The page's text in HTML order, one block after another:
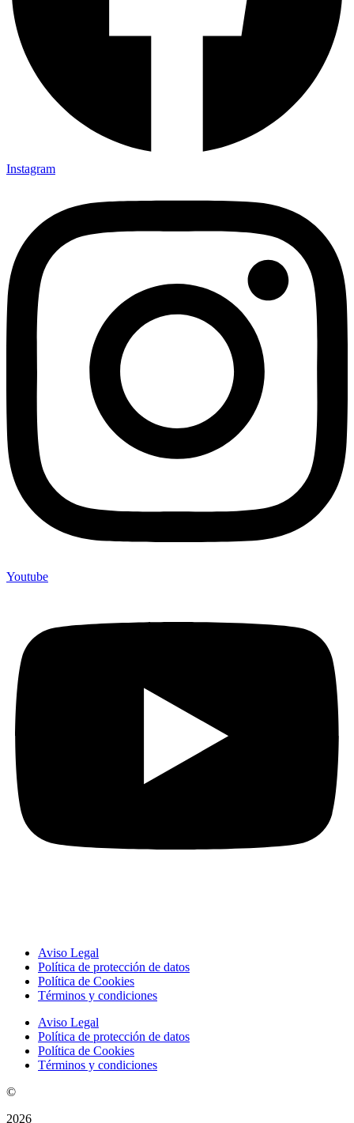
Instagram
Youtube
Aviso Legal
Política de protección de datos
Política de Cookies
Términos y condiciones
Aviso Legal
Política de protección de datos
Política de Cookies
Términos y condiciones
©
2026